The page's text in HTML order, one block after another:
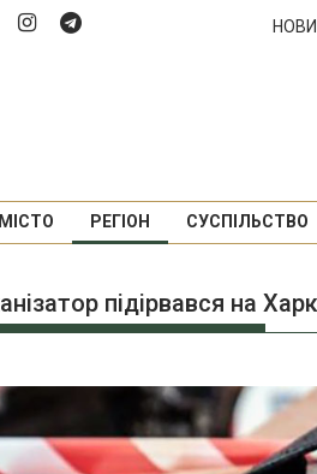
МІСТО РЕГІОН СУСПІЛЬСТВО
підірвався на